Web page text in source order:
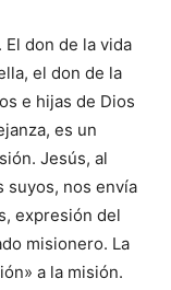
don de la vida
el don de la
e hijas de Dios
es un
Jesús, al
suyos, nos envía
expresión del
misionero. La
a la misión.